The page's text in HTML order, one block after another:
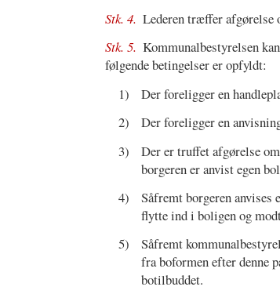
Stk. 4. Lederen træffer afgørelse
Stk. 5. Kommunalbestyrelsen
følgende betingelser er opfyldt:
1)
Der foreligger en
2)
Der foreligger en
3)
Der er truffet afgørelse
borgeren er anvist egen
4)
Såfremt borgeren anvises
flytte ind i boligen og
5)
Såfremt
fra boformen efter denne
botilbuddet.